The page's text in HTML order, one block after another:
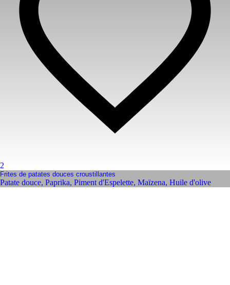
2
Frites de patates douces croustillantes
Patate douce, Paprika, Piment d'Espelette, Maïzena, Huile d'olive